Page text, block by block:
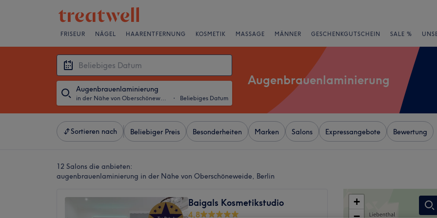
FRISEUR NÄGEL HAARENTFERNUNG KOSMETIK MASSAGE MÄNNER GESCHENKGUTSCHEIN SALE %
Augenbrauenlaminierung
in der Nähe von Oberschöneweide, Berlin ・ Beliebiges Datum
Augenbrauenlaminierung
Sortieren nach Beliebiger Preis Besonderheiten Marken Salons Expressangebote Bewertung
12 Salons die anbieten:
augenbrauenlaminierung in der Nähe von Oberschöneweide, Berlin
Baigals Kosmetikstudio
4,8
+